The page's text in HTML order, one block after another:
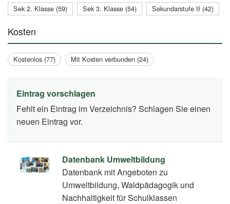
Datenbank Umweltbildung
Datenbank mit Angeboten zu
Umweltbildung, Waldpädagogik und
Nachhaltigkeit für Schulklassen
Sek 2. Klasse (59)
Sek 3. Klasse (54) Sekundarstufe II (42)
Kosten
Kostenlos (77) Mit Kosten verbunden (24)
Eintrag vorschlagen
Fehlt ein Eintrag im Verzeichnis? Schlagen Sie einen
neuen Eintrag vor.